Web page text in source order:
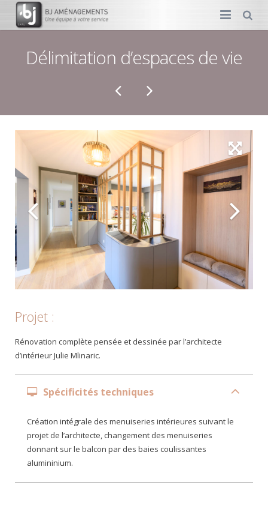
MENUISERIE
AMÉNAGEMENT
PLOMBERIE
Délimitation d’espaces de vie
Projet :
Rénovation complète pensée et dessinée par l’architecte
d’intérieur Julie Mlinaric.
Spécificités techniques
Création intégrale des menuiseries intérieures suivant le
projet de l’architecte, changement des menuiseries
donnant sur le balcon par des baies coulissantes
alumininium.